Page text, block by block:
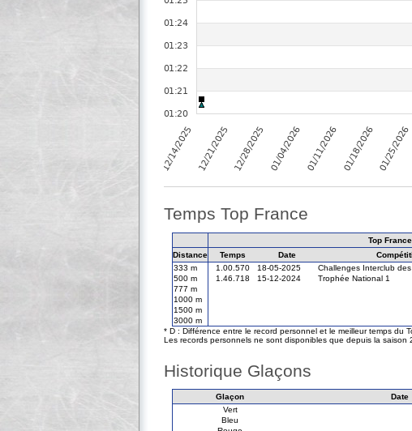
Temps Top France
Top France
Distance
Temps Date
333 m
1.00.570 18-05-2025 Challenges Interclub
500 m
1.46.718 15-12-2024 Trophée National 1
777 m
1000 m
1500 m
3000 m
* D : Différence entre le record personnel et le meilleur temps du
Les records personnels ne sont disponibles que depuis la saison
Historique Glaçons
Glaçon Date
Vert
Bleu